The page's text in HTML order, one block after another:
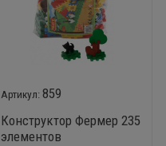
859
Конструктор Фермер 235
элементов